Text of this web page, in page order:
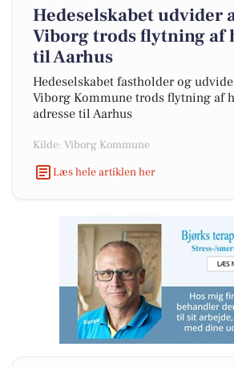
Hedeselskabet udvider
Viborg trods flytning af
til Aarhus
Hedeselskabet fastholder og
Viborg Kommune trods flytning af
adresse til Aarhus
Kilde: Viborg Kommune
Læs hele artiklen her